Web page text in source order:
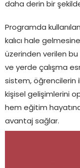
daha derin bir
Programda
kalıcı hale
üzerinden verilen
ve yerde çalışma
sistem, öğrencilerin
kişisel gelişimlerini
hem eğitim
avantaj sağlar.